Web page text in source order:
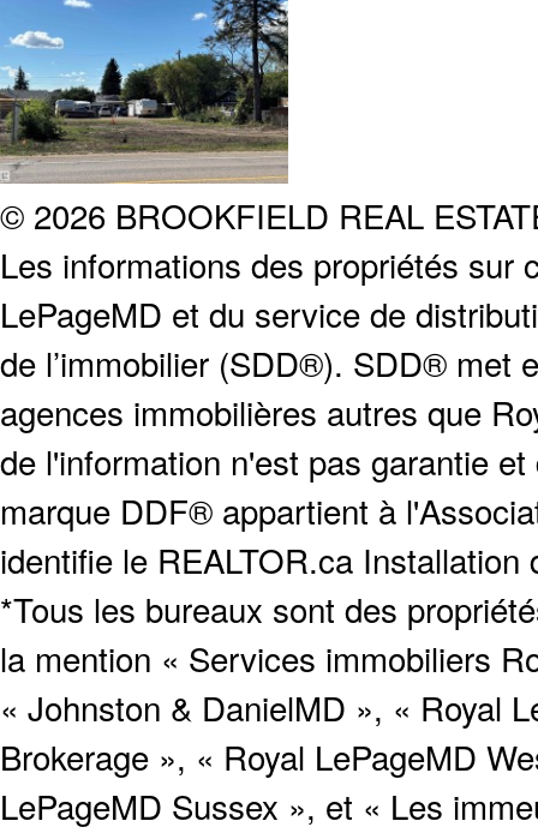
© 2026 BROOKFIELD REAL
Les informations des propriétés sur
LePageMD et du service de
de l’immobilier (SDD®). SDD® met
agences immobilières autres que
de l'information n'est pas garantie
marque DDF® appartient à
identifie le REALTOR.ca
*Tous les bureaux sont des
la mention « Services immobiliers
« Johnston & DanielMD », « Royal
Brokerage », « Royal LePageMD
LePageMD Sussex », et « Les